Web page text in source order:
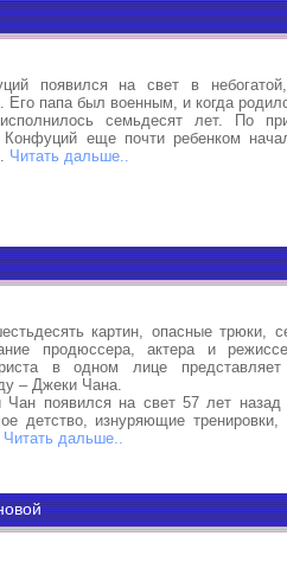
появился на свет в
Его папа был военным, и когда
семьдесят лет. По
Конфуций еще почти ребенком
Читать дальше..
картин, опасные трюки,
продюссера, актера и
в одном лице
– Джеки Чана.
Чан появился на свет 57 лет назад
детство, изнуряющие тренировки,
Читать дальше..